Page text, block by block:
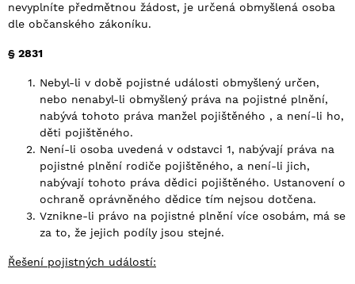
nevyplníte předmětnou žádost, je určená obmyšlená osoba
dle občanského zákoníku.
§ 2831
Nebyl-li v době pojistné události obmyšlený určen,
nebo nenabyl-li obmyšlený práva na pojistné plnění,
nabývá tohoto práva manžel pojištěného , a není-li ho,
děti pojištěného.
Není-li osoba uvedená v odstavci 1, nabývají práva na
pojistné plnění rodiče pojištěného, a není-li jich,
nabývají tohoto práva dědici pojištěného. Ustanovení o
ochraně oprávněného dědice tím nejsou dotčena.
Vznikne-li právo na pojistné plnění více osobám, má se
za to, že jejich podíly jsou stejné.
Řešení pojistných událostí: